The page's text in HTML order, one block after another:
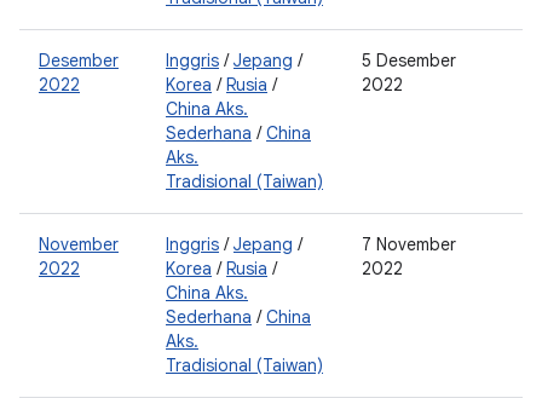
Desember
2022
Inggris /Jepang /
Korea /Rusia /
China Aks.
Sederhana /China
Aks.
Tradisional (Taiwan)
5 Desember
2022
November
2022
Inggris /Jepang /
Korea /Rusia /
China Aks.
Sederhana /China
Aks.
Tradisional (Taiwan)
7 November
2022